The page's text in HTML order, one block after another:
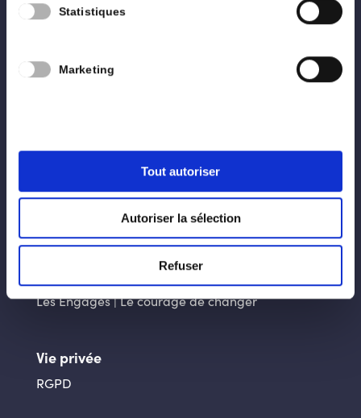
Statistiques
Marketing
Tout autoriser
Autoriser la sélection
Refuser
Nous
Liens utiles
La ville d’Arlon
La Province du Luxembourg
Les Engagés | Le courage de changer
Vie privée
RGPD